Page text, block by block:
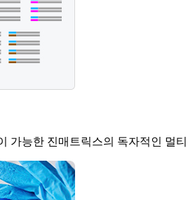
가능한 진매트릭스의 독자적인 멀